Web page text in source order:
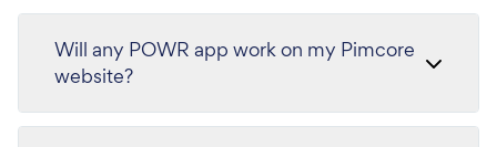
Will any POWR app work on my Pimcore
website?